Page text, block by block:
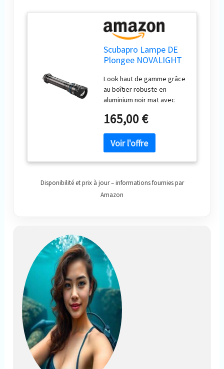
Scubapro Lampe DE
Plongee NOVALIGHT
Look haut de gamme grâce
au boîtier robuste en
aluminium noir mat avec
poussoir pour une
utilisation encore plus
facile Véritable 850 lumens,
17 000 lux 1 m, température
de couleur 4 200 K
pleine luminosité et jusqu'à
7 heures à 50 % (Nova 850)
165,00 €
Disponibilité et prix à jour – informations fournies par
Amazon